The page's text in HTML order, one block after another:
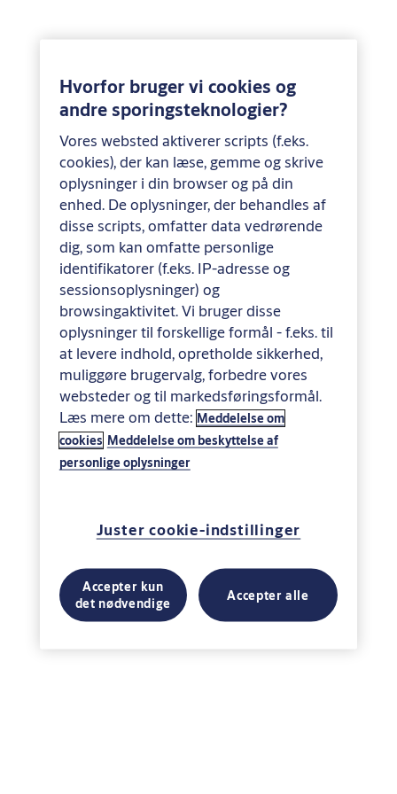
Hvorfor bruger vi cookies og
andre sporingsteknologier?
Vores websted aktiverer scripts (f.eks.
cookies), der kan læse, gemme og skrive
oplysninger i din browser og på din
enhed. De oplysninger, der behandles af
disse scripts, omfatter data vedrørende
dig, som kan omfatte personlige
identifikatorer (f.eks. IP-adresse og
sessionsoplysninger) og
browsingaktivitet. Vi bruger disse
oplysninger til forskellige formål - f.eks. til
at levere indhold, opretholde sikkerhed,
muliggøre brugervalg, forbedre vores
websteder og til markedsføringsformål.
Læs mere om dette: Meddelelse om
cookies Meddelelse om beskyttelse af
personlige oplysninger
Juster cookie-indstillinger
Accepter kun
det nødvendige
Accepter alle